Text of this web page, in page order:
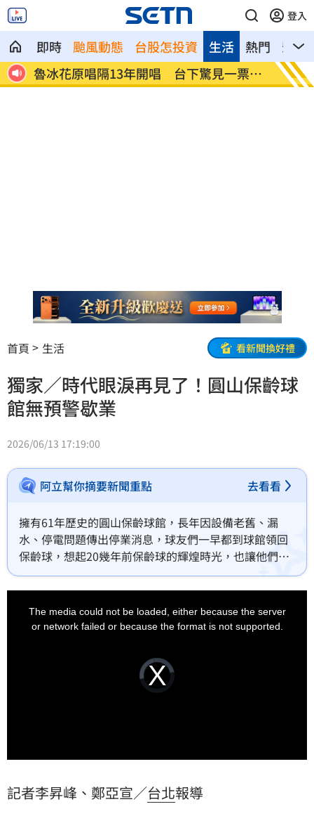
登入
即時 颱風動態 台股怎投資 熱門 影音
生活
雙
魯冰花原唱隔13年開唱 台下驚見一票大
咖
長野
困
首頁 生活 看新聞換好禮
獨家／時代眼淚再見了！圓山保齡球
館無預警歇業
2026/06/13 17:19:00
阿立幫你摘要新聞重點 去看看
擁有61年歷史的圓山保齡球館，長年因設備老舊、漏
水、停電問題傳出停業消息，球友們一早都到球館領回
保齡球，想起20幾年前保齡球的輝煌時光，也讓他們很
感慨。
Video
Player
loading.
The media could not be loaded, either because the server
or network failed or because the format is not supported.
記者李昇峰、鄭亞宣／台北報導